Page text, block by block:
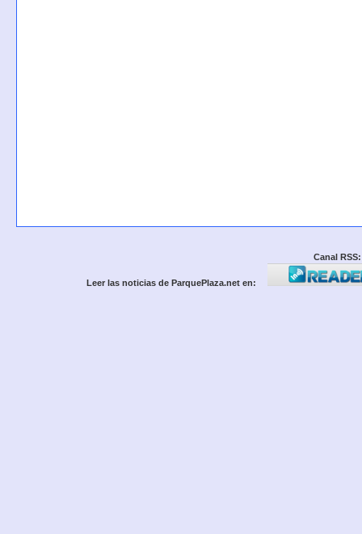
Canal RSS:
Leer las noticias de ParquePlaza.net en: